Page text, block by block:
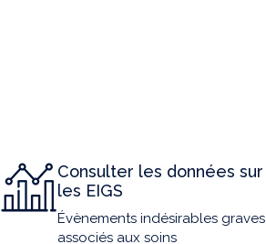
Consulter les données sur
les EIGS
Évènements indésirables graves
associés aux soins